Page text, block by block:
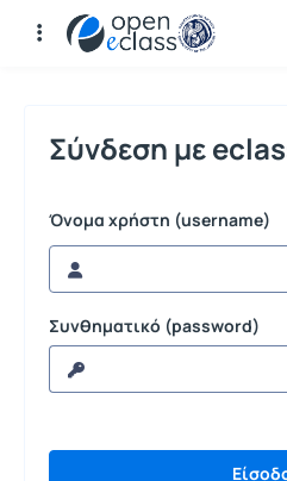
Σύνδεση
Σύνδεση με
Όνομα χρήστη (username)
Συνθηματικό (password)